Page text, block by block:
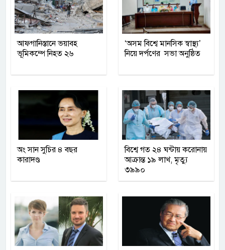
আফগানিস্তানে ভয়াবহ
ভূমিকম্পে নিহত ২৬
‘অসম বিশ্বে মানসিক স্বাস্থ্য’
নিয়ে দর্পণের সভা অনুষ্ঠিত
অং সান সুচির ৪ বছর
কারাদণ্ড
বিশ্বে গত ২৪ ঘন্টায় করোনায়
আক্রান্ত ১৯ লাখ, মৃত্যু
৩৯৯০